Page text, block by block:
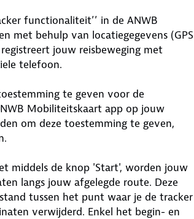
functionaliteit’’ in de ANWB
met behulp van locatiegegevens (GPS
jouw reisbeweging met
telefoon.
te geven voor de
Mobiliteitskaart app op jouw
om deze toestemming te geven,
middels de knop 'Start', worden jouw
langs jouw afgelegde route. Deze
tussen het punt waar je de tracker
verwijderd. Enkel het begin- en